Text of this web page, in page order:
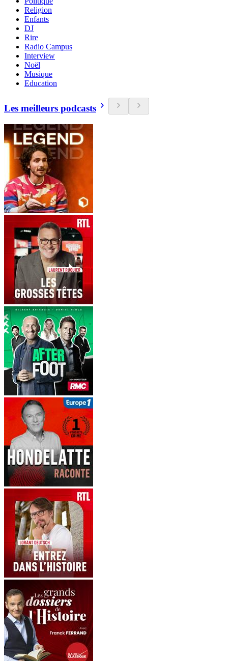
Religion
Enfants
DJ
Rire
Radio Campus
Interview
Noël
Musique
Education
Les meilleurs podcasts